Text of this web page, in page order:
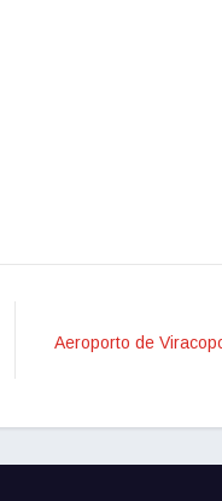
Aeroporto de